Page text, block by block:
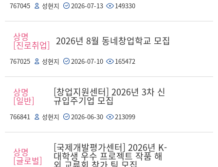
767045 성현지 2026-07-13 149330
상명
[진로취업] 2026년 8월 동네창업학교 모집
767025 성현지 2026-07-10 165472
상명
[일반]
[창업지원센터] 2026년 3차 신
규입주기업 모집
766841 성현지 2026-06-30 213099
상명
[글로벌]
[국제개발평가센터] 2026년 K-
대학생 우수 프로젝트 작품 해